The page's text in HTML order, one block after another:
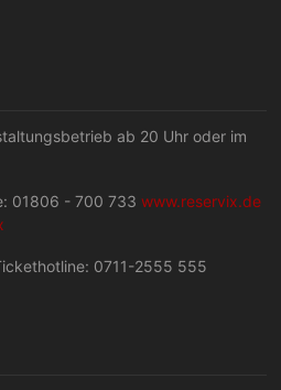
ab 20 Uhr oder im
01806 - 700 733 www.reservix.de
0711-2555 555